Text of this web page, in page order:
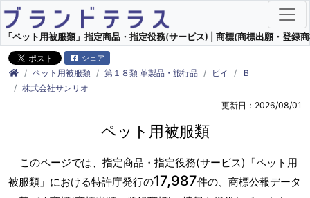
「ペット用被服類」指定商品・指定役務(サービス) | 商標(商標出願・登録
シェア
ペット用被服類 第１８類 革製品・旅行品 ビイ
Ｂ
株式会社サンリオ
更新日：2026/08/01
ペット用被服類
このページでは、指定商品・指定役務(サービス)「ペット用
被服類」における特許庁発行の17,987件の、商標公報データ